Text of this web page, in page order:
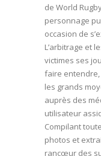
de World
personnage
occasion de
L’arbitrage et
victimes ses
faire entendre,
les grands
auprès des
utilisateur
Compilant
photos et
rancœur des